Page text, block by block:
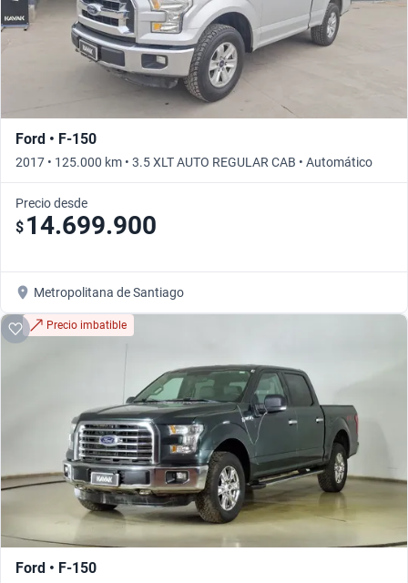
Ford • F-150
2017 • 125.000 km • 3.5 XLT AUTO REGULAR CAB • Automático
Precio desde
$ 14.699.900
Metropolitana de Santiago
Precio imbatible
Ford • F-150